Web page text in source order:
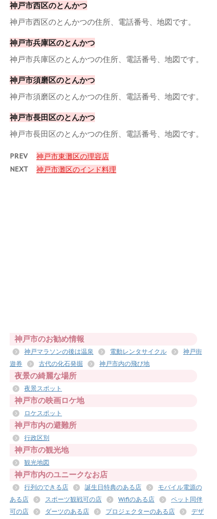
神戸市西区のとんかつ
神戸市西区のとんかつの住所、電話番号、地図です。
神戸市兵庫区のとんかつ
神戸市兵庫区のとんかつの住所、電話番号、地図です。
神戸市須磨区のとんかつ
神戸市須磨区のとんかつの住所、電話番号、地図です。
神戸市長田区のとんかつ
神戸市長田区のとんかつの住所、電話番号、地図です。
PREV 神戸市東灘区の理容店
NEXT 神戸市灘区のインド料理
神戸市のお勧め情報
神戸マラソンの後は温泉 電動レンタサイクル
神戸街
遊券
古代の化石発掘 神戸市内の飛び地
夜景の綺麗な場所
夜景スポット
神戸市の映画ロケ地
ロケスポット
神戸市内の避難所
行政区別
神戸市の観光地
観光地図
神戸市内のユニークなお店
行列のできる店 誕生日特典のある店
モバイル電源の
ある店
スポーツ観戦可の店 Wifiのある店
ペット同伴
可の店
ダーツのある店 プロジェクターのある店
デザ